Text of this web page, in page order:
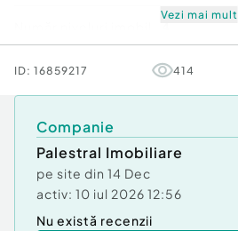
Stare Bună
Vezi mai mult
ID: 16859217 414
Companie
Palestral Imobiliare
pe site din 14 Dec
activ: 10 iul 2026 12:56
Nu există recenzii